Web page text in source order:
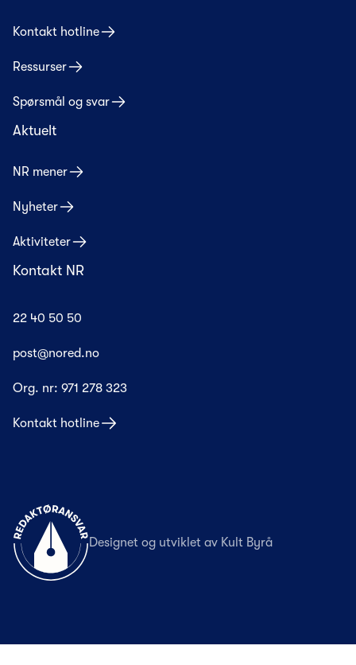
Kontakt hotline
Ressurser
Spørsmål og svar
Aktuelt
NR mener
Nyheter
Aktiviteter
Kontakt NR
22 40 50 50
post@nored.no
Org. nr: 971 278 323
Kontakt hotline
Til forsiden
Designet og utviklet av Kult Byrå